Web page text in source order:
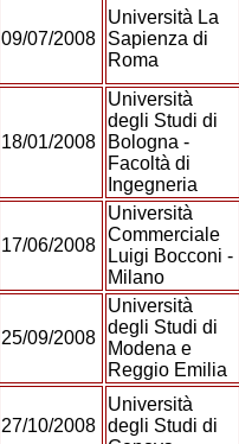
09/07/2008
Università La
Sapienza di
Roma
18/01/2008
Università
degli Studi di
Bologna -
Facoltà di
Ingegneria
17/06/2008
Università
Commerciale
Luigi Bocconi -
Milano
25/09/2008
Università
degli Studi di
Modena e
Reggio Emilia
27/10/2008
Università
degli Studi di